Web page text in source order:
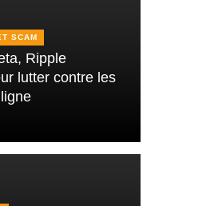
SCAM
Ripple
lutter contre les